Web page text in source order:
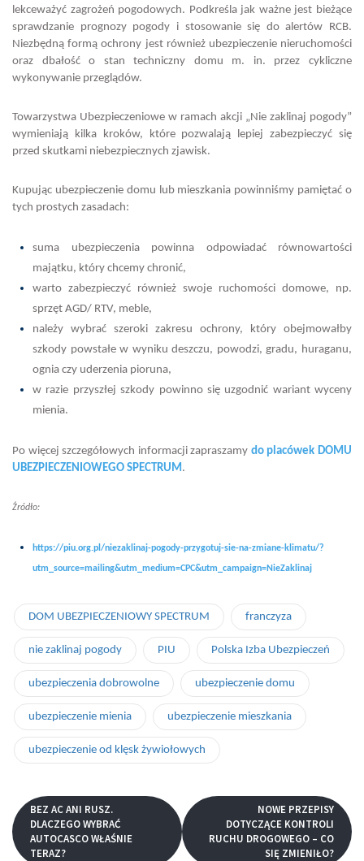
lekceważyć zagrożeń pogodowych. Podkreśla jak ważne jest bieżące
sprawdzanie prognozy pogody i stosowanie się do alertów RCB.
Niezbędną formą ochrony jest również ubezpieczenie nieruchomości
oraz dbałość o stan techniczny domu m. in. przez cykliczne
wykonywanie przeglądów.
Towarzystwa Ubezpieczeniowe w ramach akcji „Nie zaklinaj pogody”
wymieniają kilka kroków, które pozwalają lepiej zabezpieczyć się
przed skutkami niebezpiecznych zjawisk.
Kupując ubezpieczenie domu lub mieszkania powinniśmy pamiętać o
tych prostych zasadach:
suma ubezpieczenia powinna odpowiadać równowartości
majątku, który chcemy chronić,
warto zabezpieczyć również swoje ruchomości domowe, np.
sprzęt AGD/ RTV, meble,
należy wybrać szeroki zakresu ochrony, który obejmowałby
szkody powstałe w wyniku deszczu, powodzi, gradu, huraganu,
ognia czy uderzenia pioruna,
w razie przyszłej szkody powinno się uzgodnić wariant wyceny
mienia.
Po więcej szczegółowych informacji zapraszamy do placówek DOMU
UBEZPIECZENIOWEGO SPECTRUM .
Źródło:
https://piu.org.pl/niezaklinaj-pogody-przygotuj-sie-na-zmiane-klimatu/?
utm_source=mailing&utm_medium=CPC&utm_campaign=NieZaklinaj
DOM UBEZPIECZENIOWY SPECTRUM franczyza
nie zaklinaj pogody PIU Polska Izba Ubezpieczeń
ubezpieczenia dobrowolne ubezpieczenie domu
ubezpieczenie mienia ubezpieczenie mieszkania
ubezpieczenie od klęsk żywiołowych
BEZ AC ANI RUSZ.
DLACZEGO WYBRAĆ
AUTOCASCO WŁAŚNIE
TERAZ?
NOWE PRZEPISY
DOTYCZĄCE KONTROLI
RUCHU DROGOWEGO – CO
SIĘ ZMIENIŁO?